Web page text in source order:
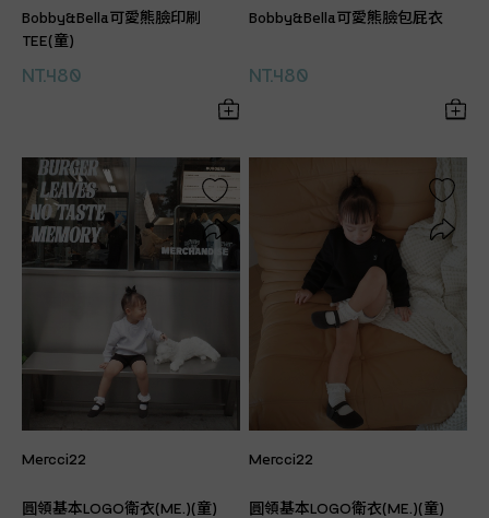
Bobby&Bella可愛熊臉印刷
TEE(童)
NT.480
Bobby&Bella可愛熊臉包屁衣
NT.480
Mercci22
圓領基本LOGO衛衣(ME.)(童)
Mercci22
圓領基本LOGO衛衣(ME.)(童)